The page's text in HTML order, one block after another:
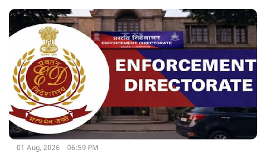
01 Aug, 2026 06:59 PM